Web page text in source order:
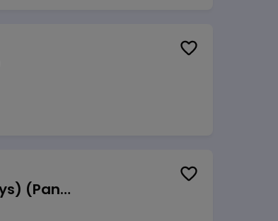
Manevrų operatorius (-ė) (Panevėžys) (Panevėžys, LT)